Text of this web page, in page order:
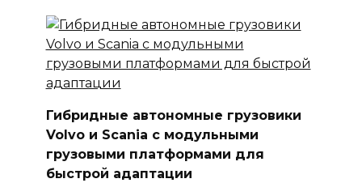
Гибридные автономные грузовики
Volvo и Scania с модульными
грузовыми платформами для
быстрой адаптации